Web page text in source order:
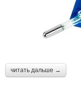
читать дальше →